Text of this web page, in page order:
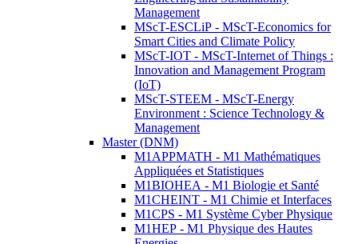
Management
MScT-ESCLiP - MScT-Economics for
Smart Cities and Climate Policy
MScT-IOT - MScT-Internet of Things :
Innovation and Management Program
(IoT)
MScT-STEEM - MScT-Energy
Environment : Science Technology &
Management
Master (DNM)
M1APPMATH - M1 Mathématiques
Appliquées et Statistiques
M1BIOHEA - M1 Biologie et Santé
M1CHEINT - M1 Chimie et Interfaces
M1CPS - M1 Système Cyber Physique
M1HEP - M1 Physique des Hautes